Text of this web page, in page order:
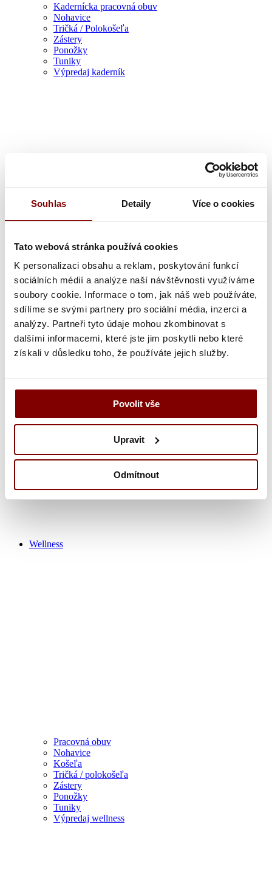
Souhlas Detaily Více o cookies
Tato webová stránka používá cookies
K personalizaci obsahu a reklam, poskytování funkcí
sociálních médií a analýze naší návštěvnosti využíváme
soubory cookie. Informace o tom, jak náš web používáte,
sdílíme se svými partnery pro sociální média, inzerci a
analýzy. Partneři tyto údaje mohou zkombinovat s
dalšími informacemi, které jste jim poskytli nebo které
získali v důsledku toho, že používáte jejich služby.
Povolit vše
Upravit
Odmítnout
Kadernícka pracovná obuv
Nohavice
Tričká / Polokošeľa
Zástery
Ponožky
Tuniky
Výpredaj kaderník
Tričká / polokošeľa
Zdravotnícke plášťa
Čiapky
Wellness
Pracovná obuv
Nohavice
Košeľa
Tričká / polokošeľa
Zástery
Ponožky
Tuniky
Výpredaj wellness